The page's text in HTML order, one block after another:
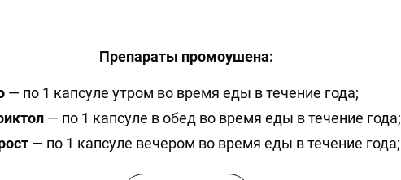
Препараты промоушена:
— по 1 капсуле утром во время еды в течение года;
— по 1 капсуле в обед во время еды в течение года;
— по 1 капсуле вечером во время еды в течение года;